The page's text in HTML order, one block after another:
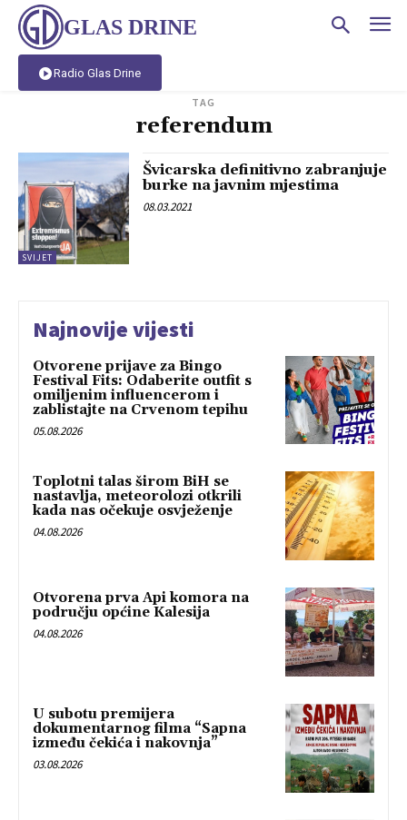
GLAS DRINE
Radio Glas Drine
TAG
referendum
SVIJET
Švicarska definitivno zabranjuje
burke na javnim mjestima
08.03.2021
Najnovije vijesti
Otvorene prijave za Bingo
Festival Fits: Odaberite outfit s
omiljenim influencerom i
zablistajte na Crvenom tepihu
05.08.2026
Toplotni talas širom BiH se
nastavlja, meteorolozi otkrili
kada nas očekuje osvježenje
04.08.2026
Otvorena prva Api komora na
području općine Kalesija
04.08.2026
U subotu premijera
dokumentarnog filma “Sapna
između čekića i nakovnja”
03.08.2026